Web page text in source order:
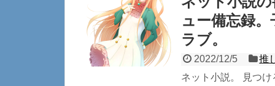
ュー備忘録
ラブ。
2022/12/5
推
ネット小説。 見つ